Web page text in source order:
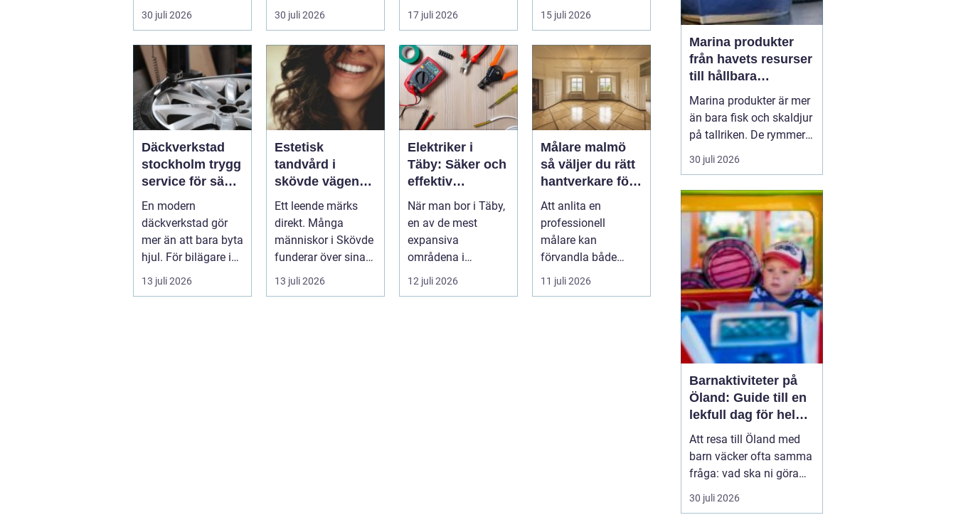
allt från mat och
hälsa ti...
30 juli 2026 30 juli 2026 17 juli 2026 15 juli 2026
Däckverkstad
stockholm trygg
service för säkra
mil året runt
En modern
däckverkstad gör
mer än att bara byta
hjul. För bilägare i
Stockholm handlar
valet av däck...
13 juli 2026
Estetisk
tandvård i
skövde vägen
till ett leende du
trivs med
Ett leende märks
direkt. Många
människor i Skövde
funderar över sina
tänder, men skjuter
upp att gör...
13 juli 2026
Elektriker i
Täby: Säker och
effektiv
elinstallation i
norrort
När man bor i Täby,
en av de mest
expansiva
områdena i
Stockholms norrort,
är b...
12 juli 2026
Målare malmö
så väljer du rätt
hantverkare för
hem och företag
Att anlita en
professionell
målare kan
förvandla både
bostad och
arbetsplats på kort
11 juli 2026
Marina produkter
från havets resurser
till hållbara
upplevelser
Marina produkter är mer
än bara fisk och skaldjur
på tallriken. De rymmer
allt från mat och hälsa
till friluftsliv, kultur och
områden spelar havet en
central roll för både
ekonomi och livskvalitet.
När fler söker sig mot
nat...
30 juli 2026
Barnaktiviteter på
Öland: Guide till en
lekfull dag för hela
familjen
Att resa till Öland med
barn väcker ofta samma
fråga: vad ska ni göra
för att alla ska trivas,
oavsett ålder och
30 juli 2026